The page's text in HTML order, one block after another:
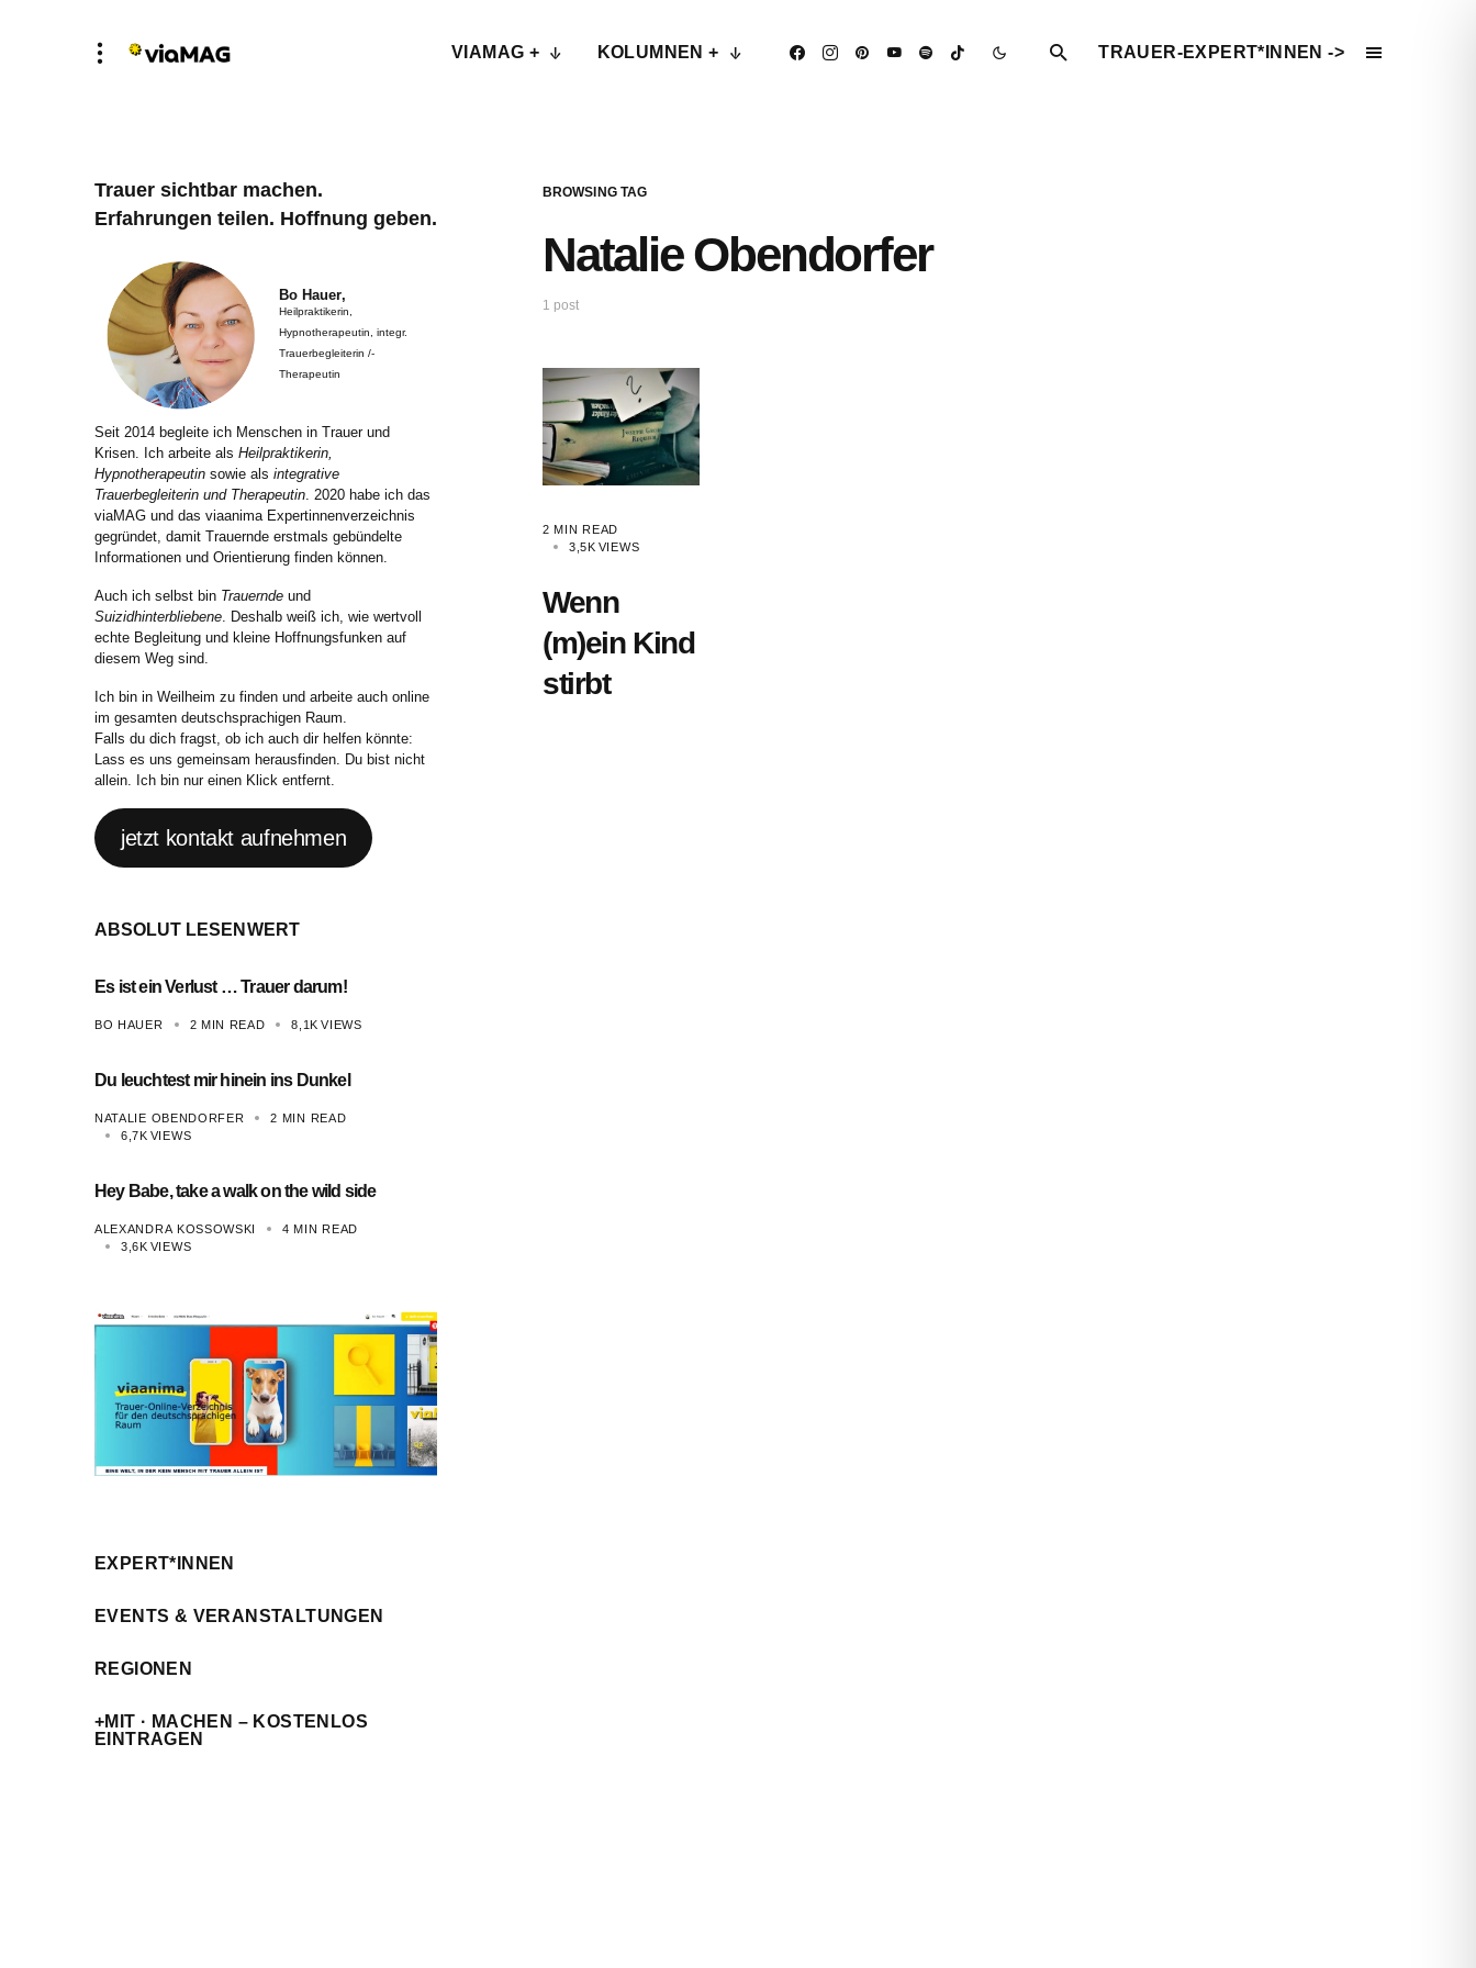
VIAMAG + KOLUMNEN + TRAUER-EXPERT*INNEN ->
BROWSING TAG
Natalie Obendorfer
1 post
2 MIN READ
3,5K VIEWS
Wenn
(m)ein Kind
stirbt
Trauer sichtbar machen.
Erfahrungen teilen. Hoffnung geben.
Bo Hauer,
Heilpraktikerin,
Hypnotherapeutin, integr.
Trauerbegleiterin /-
Therapeutin
Seit 2014 begleite ich Menschen in Trauer und
Krisen. Ich arbeite als Heilpraktikerin,
Hypnotherapeutin sowie als integrative
Trauerbegleiterin und Therapeutin. 2020 habe ich das
viaMAG und das viaanima Expertinnenverzeichnis
gegründet, damit Trauernde erstmals gebündelte
Informationen und Orientierung finden können.
Auch ich selbst bin Trauernde und
Suizidhinterbliebene. Deshalb weiß ich, wie wertvoll
echte Begleitung und kleine Hoffnungsfunken auf
diesem Weg sind.
Ich bin in Weilheim zu finden und arbeite auch online
im gesamten deutschsprachigen Raum.
Falls du dich fragst, ob ich auch dir helfen könnte:
Lass es uns gemeinsam herausfinden. Du bist nicht
allein. Ich bin nur einen Klick entfernt.
jetzt kontakt aufnehmen
ABSOLUT LESENWERT
Es ist ein Verlust … Trauer darum!
BO HAUER 2 MIN READ 8,1K VIEWS
Du leuchtest mir hinein ins Dunkel
NATALIE OBENDORFER
2 MIN READ
6,7K VIEWS
Hey Babe, take a walk on the wild side
ALEXANDRA KOSSOWSKI
4 MIN READ
3,6K VIEWS
EXPERT*INNEN
EVENTS & VERANSTALTUNGEN
REGIONEN
+MIT · MACHEN – KOSTENLOS
EINTRAGEN